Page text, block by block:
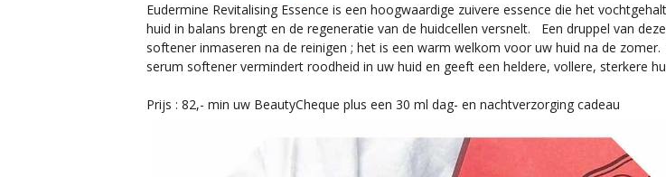
Eudermine Revitalising Essence is een hoogwaardige zuivere essence die het
huid in balans brengt en de regeneratie van de huidcellen versnelt. Een druppel van
softener inmaseren na de reinigen ; het is een warm welkom voor uw huid na de
serum softener vermindert roodheid in uw huid en geeft een heldere, vollere, sterkere
Prijs : 82,- min uw BeautyCheque plus een 30 ml dag- en nachtverzorging cadeau